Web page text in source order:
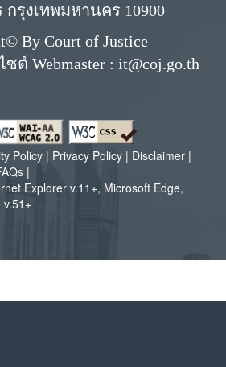
กรุงเทพมหานคร 10900
By Court of Justice
ต์ Webmaster : it@coj.go.th
Policy | Privacy Policy | Disclaimer |
|
Explorer v.11+, Microsoft Edge,
v.51+